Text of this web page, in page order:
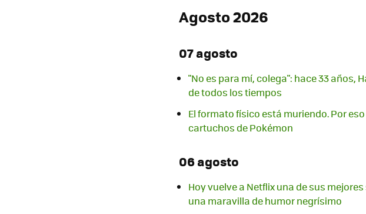
Agosto 2026
07 agosto
"No es para mí, colega": hace 33 años,
de todos los tiempos
El formato físico está muriendo. Por
cartuchos de Pokémon
06 agosto
Hoy vuelve a Netflix una de sus
una maravilla de humor negrísimo